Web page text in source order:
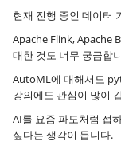
현재 진행 중인 데이터
Apache Flink, Apache
대한 것도 너무 궁금합
AutoML에 대해서도
강의에도 관심이 많이
AI를 요즘 파도처럼 접
싶다는 생각이 듭니다.